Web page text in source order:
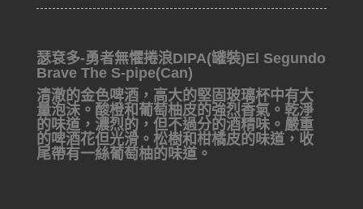
瑟袞多-勇者無懼捲浪DIPA(罐裝)El Segundo
Brave The S-pipe(Can)
清澈的金色啤酒，高大的堅固玻璃杯中有大
量泡沫。酸橙和葡萄柚皮的強烈香氣。乾淨
的味道，濃烈的，但不過分的酒精味。嚴重
的啤酒花但光滑。松樹和柑橘皮的味道，收
尾帶有一絲葡萄柚的味道。